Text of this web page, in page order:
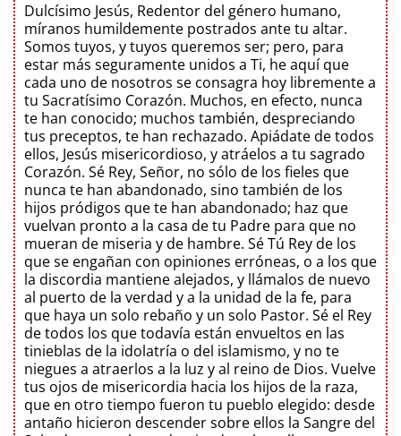
Dulcísimo Jesús, Redentor del género humano,
míranos humildemente postrados ante tu altar.
Somos tuyos, y tuyos queremos ser; pero, para
estar más seguramente unidos a Ti, he aquí que
cada uno de nosotros se consagra hoy libremente a
tu Sacratísimo Corazón. Muchos, en efecto, nunca
te han conocido; muchos también, despreciando
tus preceptos, te han rechazado. Apiádate de todos
ellos, Jesús misericordioso, y atráelos a tu sagrado
Corazón. Sé Rey, Señor, no sólo de los fieles que
nunca te han abandonado, sino también de los
hijos pródigos que te han abandonado; haz que
vuelvan pronto a la casa de tu Padre para que no
mueran de miseria y de hambre. Sé Tú Rey de los
que se engañan con opiniones erróneas, o a los que
la discordia mantiene alejados, y llámalos de nuevo
al puerto de la verdad y a la unidad de la fe, para
que haya un solo rebaño y un solo Pastor. Sé el Rey
de todos los que todavía están envueltos en las
tinieblas de la idolatría o del islamismo, y no te
niegues a atraerlos a la luz y al reino de Dios. Vuelve
tus ojos de misericordia hacia los hijos de la raza,
que en otro tiempo fueron tu pueblo elegido: desde
antaño hicieron descender sobre ellos la Sangre del